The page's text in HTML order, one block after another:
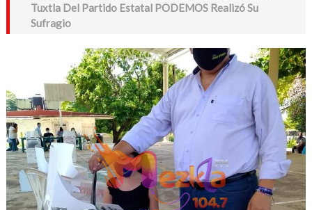
Tuxtla Del Partido Estatal PODEMOS Realizó Su
Sufragio